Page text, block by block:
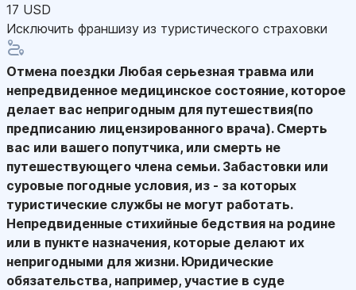
17 USD
Исключить франшизу из туристического страховки
Отмена поездки Любая серьезная травма или
непредвиденное медицинское состояние, которое
делает вас непригодным для путешествия(по
предписанию лицензированного врача). Смерть
вас или вашего попутчика, или смерть не
путешествующего члена семьи. Забастовки или
суровые погодные условия, из - за которых
туристические службы не могут работать.
Непредвиденные стихийные бедствия на родине
или в пункте назначения, которые делают их
непригодными для жизни. Юридические
обязательства, например, участие в суде